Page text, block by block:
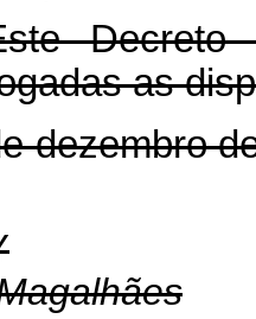
Decreto
as
dezembro